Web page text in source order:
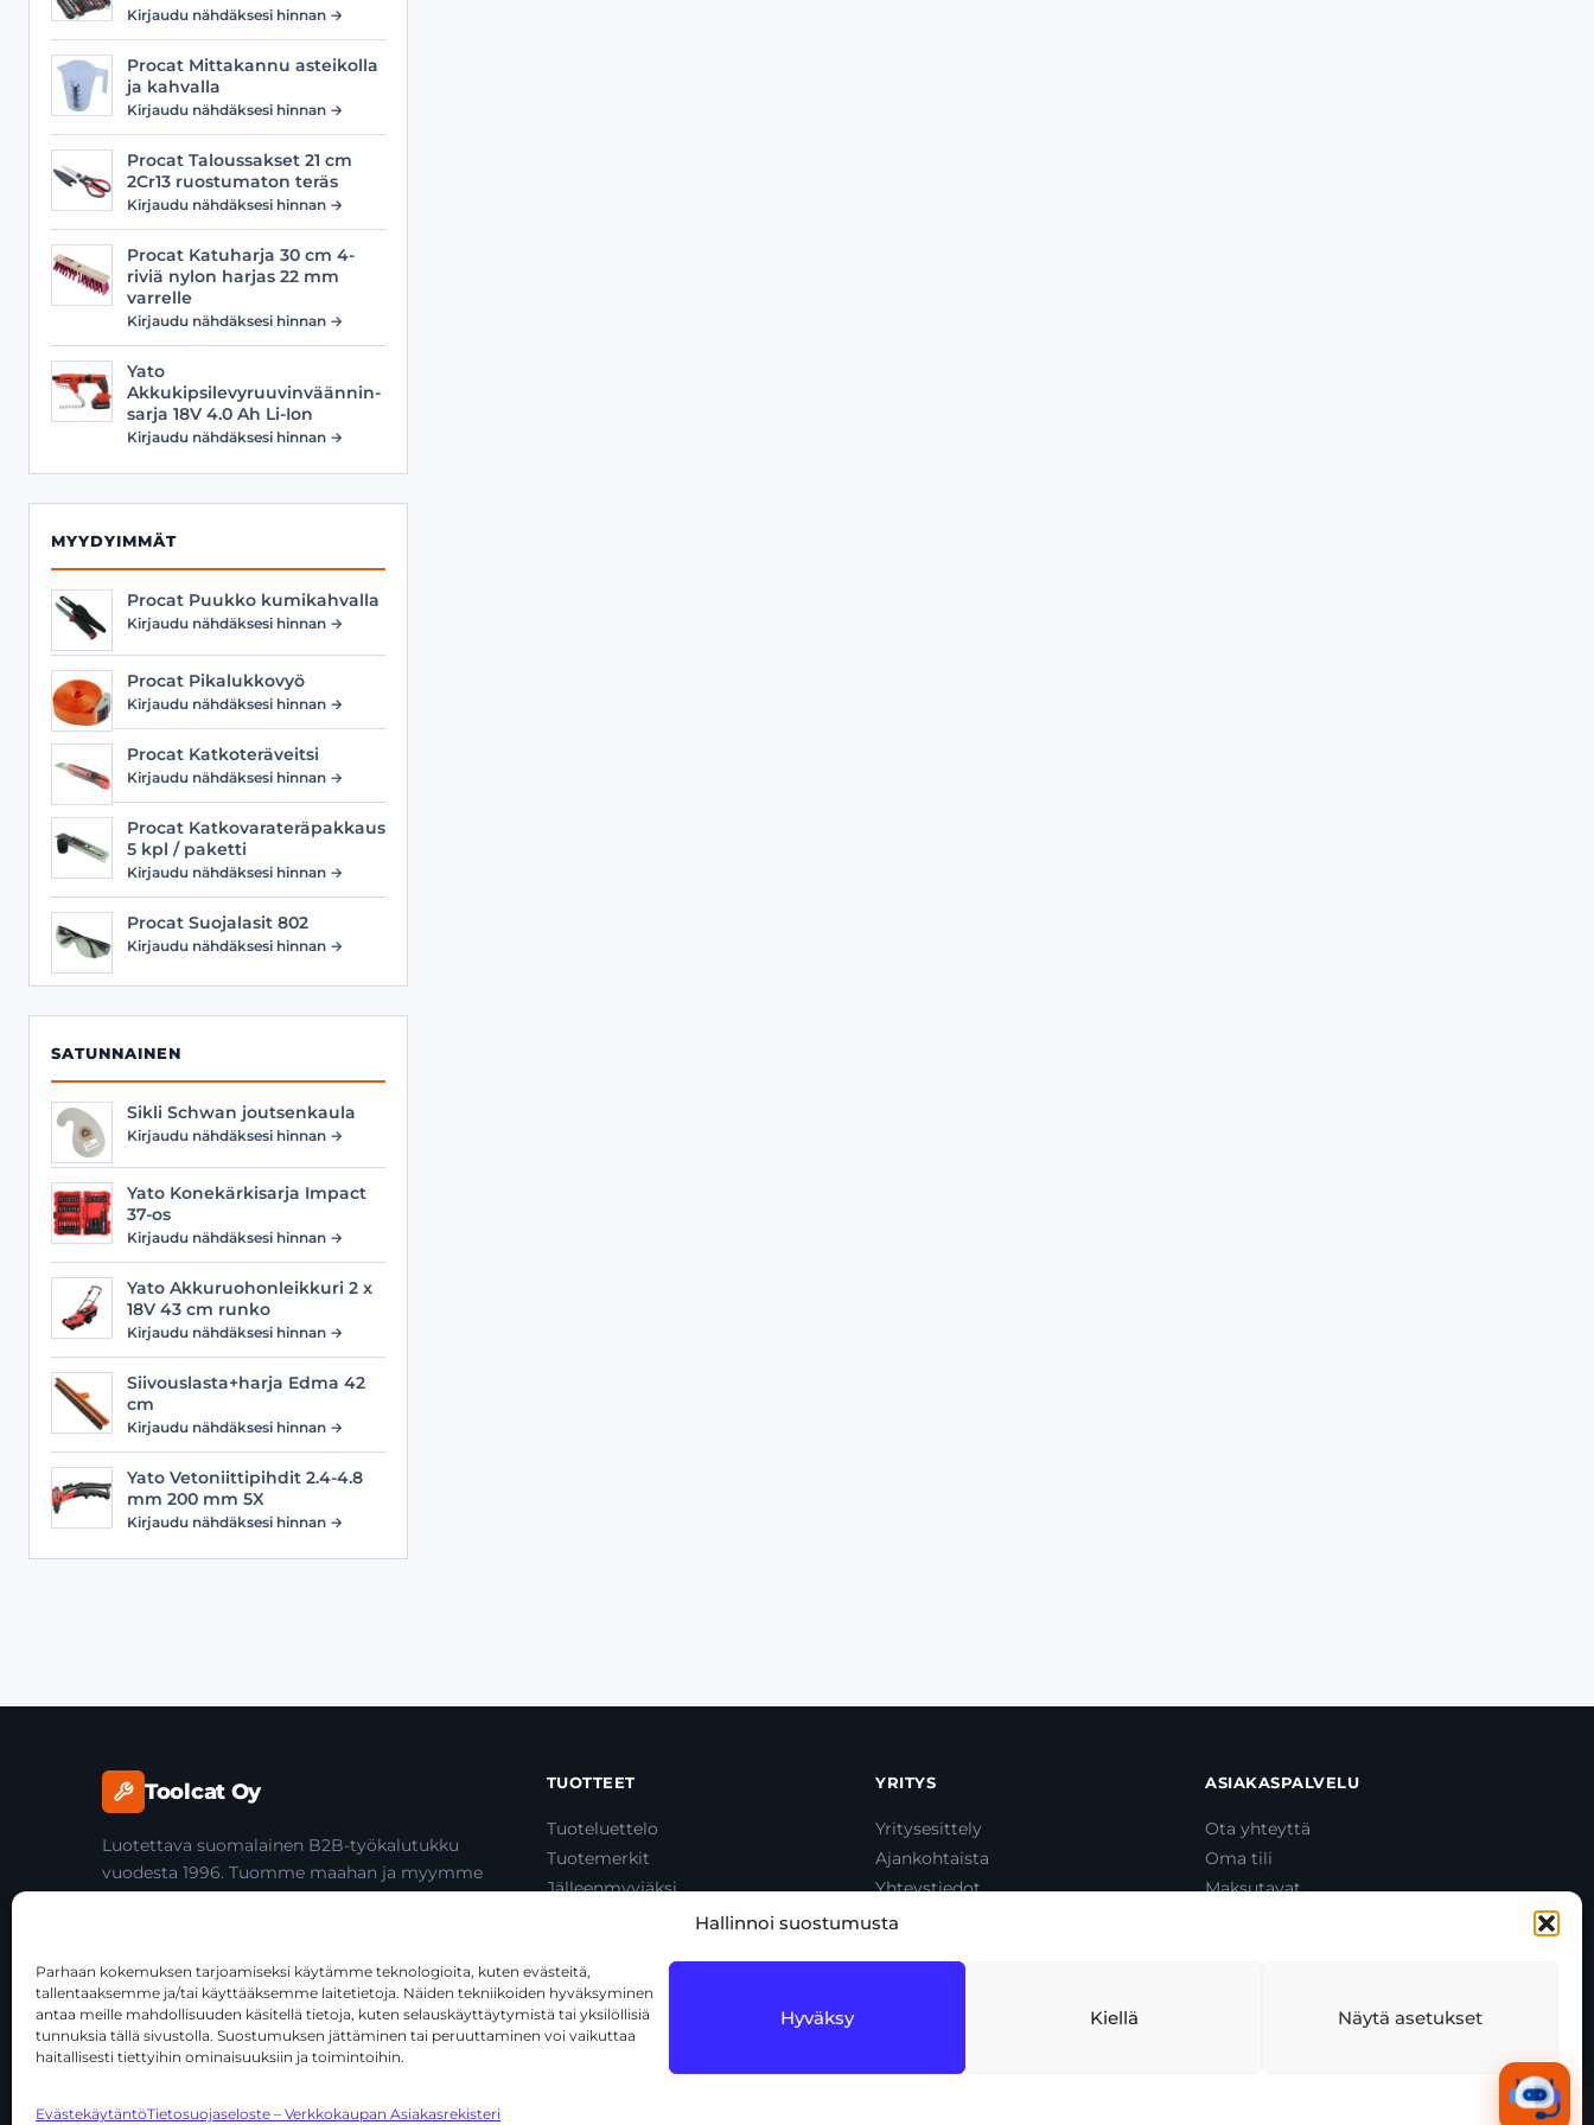
Hallinnoi suostumusta
Parhaan kokemuksen tarjoamiseksi käytämme teknologioita, kuten evästeitä,
tallentaaksemme ja/tai käyttääksemme laitetietoja. Näiden tekniikoiden hyväksyminen
antaa meille mahdollisuuden käsitellä tietoja, kuten selauskäyttäytymistä tai yksilöllisiä
tunnuksia tällä sivustolla. Suostumuksen jättäminen tai peruuttaminen voi vaikuttaa
haitallisesti tiettyihin ominaisuuksiin ja toimintoihin.
Hyväksy Kiellä Näytä asetukset
EvästekäytäntöTietosuojaseloste – Verkkokaupan Asiakasrekisteri
Vyöt
Kirjaudu nähdäksesi hinnan →
Procat Mittakannu asteikolla
ja kahvalla
Kirjaudu nähdäksesi hinnan →
Procat Taloussakset 21 cm
2Cr13 ruostumaton teräs
Kirjaudu nähdäksesi hinnan →
Procat Katuharja 30 cm 4-
riviä nylon harjas 22 mm
varrelle
Kirjaudu nähdäksesi hinnan →
Yato
Akkukipsilevyruuvinväännin-
sarja 18V 4.0 Ah Li-Ion
Kirjaudu nähdäksesi hinnan →
MYYDYIMMÄT
Procat Puukko kumikahvalla
Kirjaudu nähdäksesi hinnan →
Procat Pikalukkovyö
Kirjaudu nähdäksesi hinnan →
Procat Katkoteräveitsi
Kirjaudu nähdäksesi hinnan →
Procat Katkovarateräpakkaus
5 kpl / paketti
Kirjaudu nähdäksesi hinnan →
Procat Suojalasit 802
Kirjaudu nähdäksesi hinnan →
SATUNNAINEN
Sikli Schwan joutsenkaula
Kirjaudu nähdäksesi hinnan →
Yato Konekärkisarja Impact
37-os
Kirjaudu nähdäksesi hinnan →
Yato Akkuruohonleikkuri 2 x
18V 43 cm runko
Kirjaudu nähdäksesi hinnan →
Siivouslasta+harja Edma 42
cm
Kirjaudu nähdäksesi hinnan →
Yato Vetoniittipihdit 2.4-4.8
mm 200 mm 5X
Kirjaudu nähdäksesi hinnan →
Toolcat Oy
Luotettava suomalainen B2B-työkalutukku
vuodesta 1996. Tuomme maahan ja myymme
TUOTTEET
Tuoteluettelo
Tuotemerkit
Jälleenmyyjäksi
YRITYS
Yritysesittely
Ajankohtaista
Yhteystiedot
ASIAKASPALVELU
Ota yhteyttä
Oma tili
Maksutavat
asiakaspalvelu@toolcat.fi
© 2026 Toolcat Oy · Y-tunnus 1059567-7 · Kalustetie 1, 01720 Vantaa